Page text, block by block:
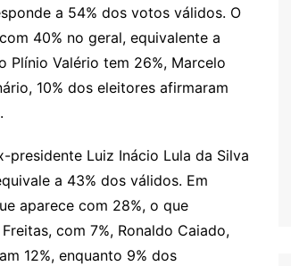
a 54% dos votos válidos. O
40% no geral, equivalente a
Plínio Valério tem 26%, Marcelo
10% dos eleitores afirmaram
Luiz Inácio Lula da Silva
a 43% dos válidos. Em
aparece com 28%, o que
com 7%, Ronaldo Caiado,
12%, enquanto 9% dos